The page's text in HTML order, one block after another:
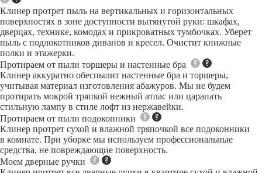
Клинер протрет пыль на вертикальных и горизонтальных
поверхностях в зоне доступности вытянутой руки: шкафах,
дверцах, технике, комодах и прикроватных тумбочках. Уберет
пыль с подлокотников диванов и кресел. Очистит книжные
полки и этажерки.
Протираем от пыли торшеры и настенные бра
Клинер аккуратно обеспылит настенные бра и торшеры,
учитывая материал изготовления абажуров. Мы не будем
протирать мокрой тряпкой нежный атлас или царапать
стильную лампу в стиле лофт из нержавейки.
Протираем от пыли подоконники
Клинер протрет сухой и влажной тряпочкой все подоконники
в комнате. При уборке мы используем профессиональные
средства, не повреждающие поверхность.
Моем дверные ручки